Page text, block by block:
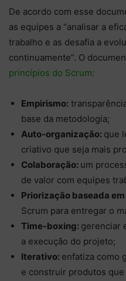
De acordo com esse
as equipes a “analisar a
trabalho e as desafia a
continuamente”. O
princípios do Scrum:
Empirismo:
base da metodologia;
Auto-organização: que
criativo que seja mais
Colaboração: um
de valor com equipes
Priorização baseada
Scrum para entregar o
Time-boxing: gerenciar
a execução do projeto;
Iterativo: enfatiza como
e construir produtos